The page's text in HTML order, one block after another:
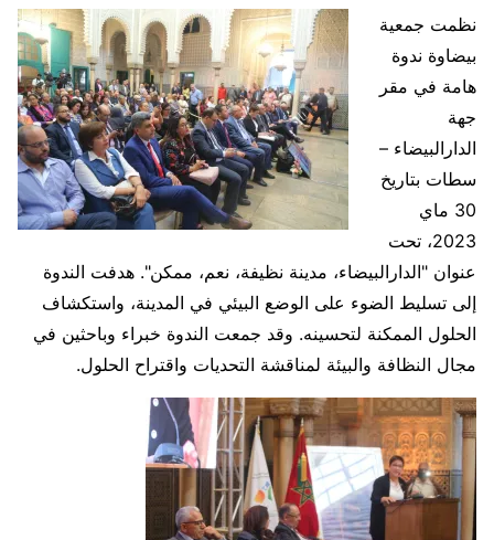
نظمت جمعية
بيضاوة ندوة
هامة في مقر
جهة
الدارالبيضاء –
سطات بتاريخ
30 ماي
2023، تحت
عنوان "الدارالبيضاء، مدينة نظيفة، نعم، ممكن". هدفت الندوة
إلى تسليط الضوء على الوضع البيئي في المدينة، واستكشاف
الحلول الممكنة لتحسينه. وقد جمعت الندوة خبراء وباحثين في
مجال النظافة والبيئة لمناقشة التحديات واقتراح الحلول.